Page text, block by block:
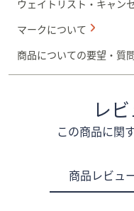
ウェイトリスト・キャン
マークについて
商品についての要望・質
レ
この商品に関
商品レビュ